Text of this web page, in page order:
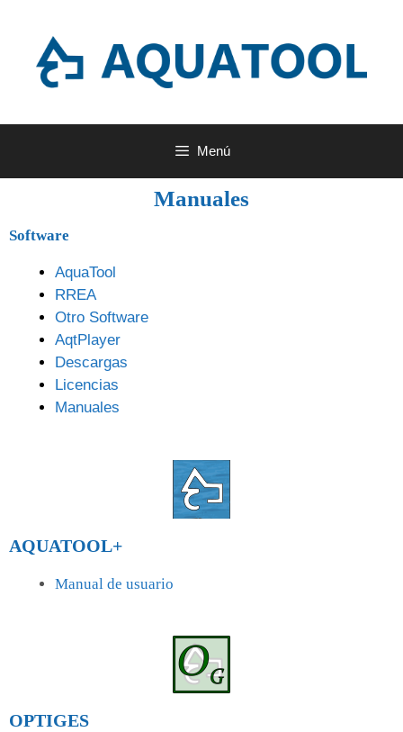
Menú
Manuales
Software
AquaTool
RREA
Otro Software
AqtPlayer
Descargas
Licencias
Manuales
AQUATOOL+
Manual de usuario
OPTIGES